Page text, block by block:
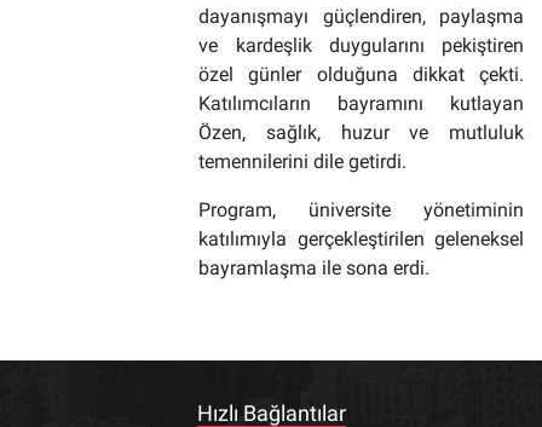
dayanışmayı güçlendiren, paylaşma
ve kardeşlik duygularını pekiştiren
özel günler olduğuna dikkat çekti.
Katılımcıların bayramını kutlayan
Özen, sağlık, huzur ve mutluluk
temennilerini dile getirdi.
Program, üniversite yönetiminin
katılımıyla gerçekleştirilen geleneksel
bayramlaşma ile sona erdi.
Hızlı Bağlantılar